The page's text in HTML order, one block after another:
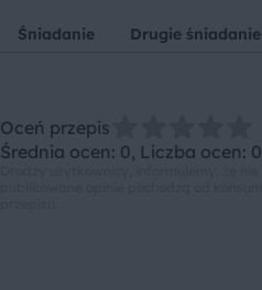
Śniadanie Drugie śniadanie
Oceń przepis
Średnia ocen: 0, Liczba ocen: 0